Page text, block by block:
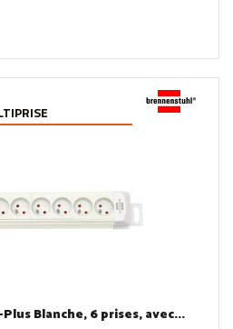
Blanche, 6 prises, avec...